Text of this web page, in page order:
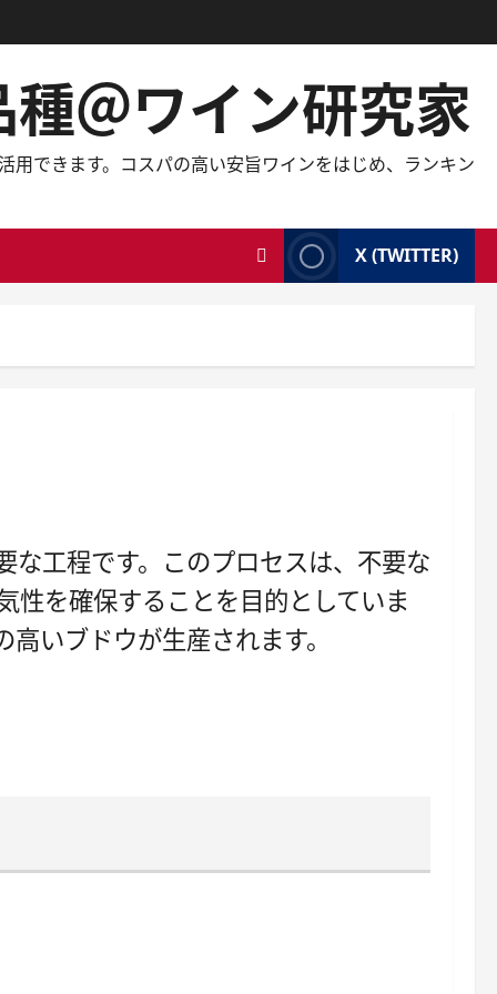
＠ワイン研究家
できます。コスパの高い安旨ワインをはじめ、ランキン
X (TWITTER)
な工程です。このプロセスは、不要な
性を確保することを目的としていま
いブドウが生産されます。